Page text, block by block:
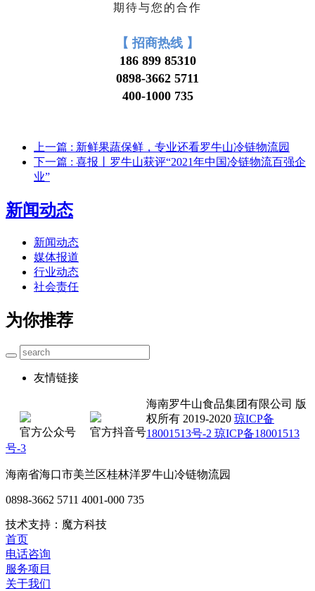
期待与您的合作
【 招商热线 】
186 899 85310
0898-3662 5711
400-1000 735
上一篇 : 新鲜果蔬保鲜，专业还看罗牛山冷链物流园
下一篇 : 喜报丨罗牛山获评“2021年中国冷链物流百强企
业”
新闻动态
新闻动态
媒体报道
行业动态
社会责任
为你推荐
友情链接
官方公众号 官方抖音号
海南罗牛山食品集团有限公司 版
权所有 2019-2020 琼ICP备
18001513号-2 琼ICP备18001513
号-3
海南省海口市美兰区桂林洋罗牛山冷链物流园
0898-3662 5711 4001-000 735
技术支持：魔方科技
首页
电话咨询
服务项目
关于我们